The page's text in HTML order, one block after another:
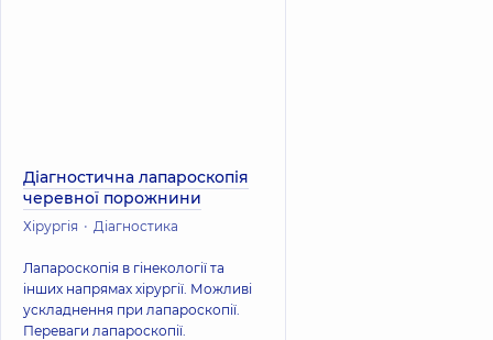
Діагностична лапароскопія
черевної порожнини
Хірургія Діагностика
Лапароскопія в гінекології та
інших напрямах хірургії. Можливі
ускладнення при лапароскопії.
Переваги лапароскопії.